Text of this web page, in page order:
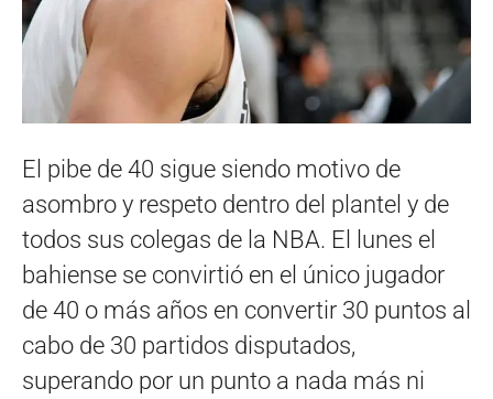
El pibe de 40 sigue siendo motivo de
asombro y respeto dentro del plantel y de
todos sus colegas de la NBA. El lunes el
bahiense se convirtió en el único jugador
de 40 o más años en convertir 30 puntos al
cabo de 30 partidos disputados,
superando por un punto a nada más ni